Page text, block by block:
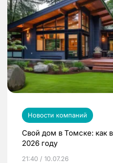
Новости компаний
Свой дом в Томске: как
2026 году
21:40 / 10.07.26